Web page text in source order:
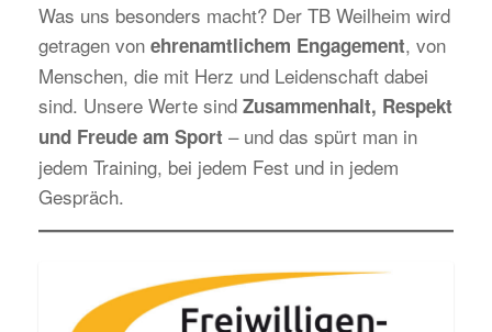
Was uns besonders macht? Der TB Weilheim wird
getragen von ehrenamtlichem Engagement, von
Menschen, die mit Herz und Leidenschaft dabei
sind. Unsere Werte sind Zusammenhalt, Respekt
und Freude am Sport – und das spürt man in
jedem Training, bei jedem Fest und in jedem
Gespräch.